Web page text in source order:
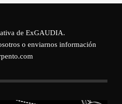
de ExGAUDIA.
o enviarnos información